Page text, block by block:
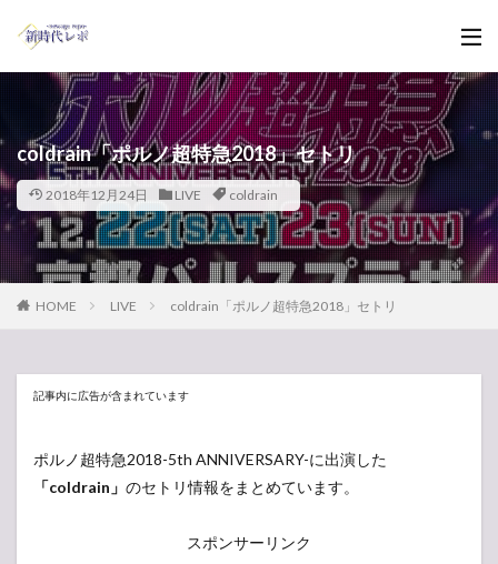
coldrain「ポルノ超特急2018」セトリ
2018年12月24日 LIVE coldrain
HOME LIVE coldrain「ポルノ超特急2018」セトリ
記事内に広告が含まれています
ポルノ超特急2018-5th ANNIVERSARY-に出演した
「coldrain」 のセトリ情報をまとめています。
スポンサーリンク